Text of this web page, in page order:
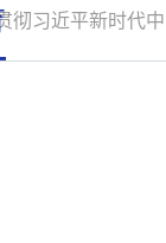
彻习近平新时代